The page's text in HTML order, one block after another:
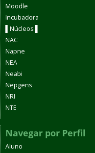
Moodle
Incubadora
▌Núcleos ▌
NAC
Napne
NEA
Neabi
Nepgens
NRI
NTE
Navegar por Perfil
Aluno